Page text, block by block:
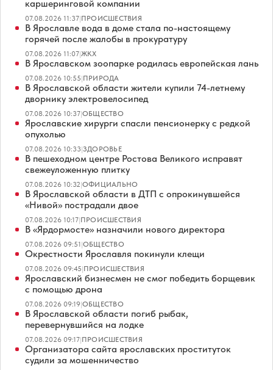
каршеринговой компании
07.08.2026 11:37|ПРОИСШЕСТВИЯ
В Ярославле вода в доме стала по-настоящему
горячей после жалобы в прокуратуру
07.08.2026 11:07|ЖКХ
В Ярославском зоопарке родилась европейская лань
07.08.2026 10:55|ПРИРОДА
В Ярославской области жители купили 74-летнему
дворнику электровелосипед
07.08.2026 10:37|ОБЩЕСТВО
Ярославские хирурги спасли пенсионерку с редкой
опухолью
07.08.2026 10:33|ЗДОРОВЬЕ
В пешеходном центре Ростова Великого исправят
свежеуложенную плитку
07.08.2026 10:32|ОФИЦИАЛЬНО
В Ярославской области в ДТП с опрокинувшейся
«Нивой» пострадали двое
07.08.2026 10:17|ПРОИСШЕСТВИЯ
В «Ярдормосте» назначили нового директора
07.08.2026 09:51|ОБЩЕСТВО
Окрестности Ярославля покинули клещи
07.08.2026 09:45|ПРОИСШЕСТВИЯ
Ярославский бизнесмен не смог победить борщевик
с помощью дрона
07.08.2026 09:19|ОБЩЕСТВО
В Ярославской области погиб рыбак,
перевернувшийся на лодке
07.08.2026 09:17|ПРОИСШЕСТВИЯ
Организатора сайта ярославских проституток
судили за мошенничество